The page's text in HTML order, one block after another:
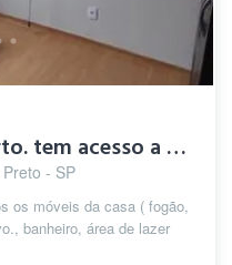
não é somente um quarto. tem acesso a ar...
- SP
os móveis da casa ( fogão,
banheiro, área de lazer